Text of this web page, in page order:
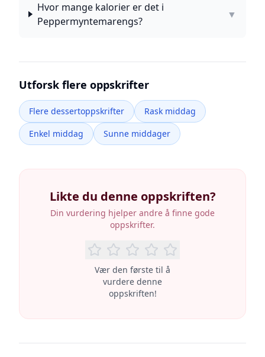
Hvor mange kalorier er det i
Peppermyntemarengs?
▼
Utforsk flere oppskrifter
Flere dessertoppskrifter
Rask middag
Enkel middag
Sunne middager
Likte du denne oppskriften?
Din vurdering hjelper andre å finne gode
oppskrifter.
Vær den første til å
vurdere denne
oppskriften!